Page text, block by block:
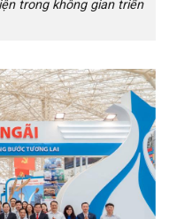
trong không gian triển